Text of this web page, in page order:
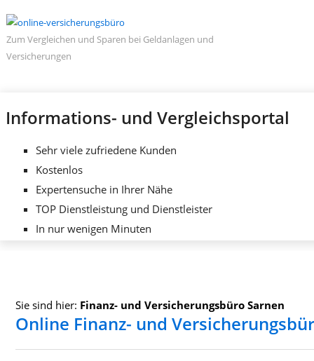
Zum Vergleichen und Sparen bei Geldanlagen und
Versicherungen
Informations- und Vergleichsportal
Sehr viele zufriedene Kunden
Kostenlos
Expertensuche in Ihrer Nähe
TOP Dienstleistung und Dienstleister
In nur wenigen Minuten
Sie sind hier: Finanz- und Versicherungsbüro Sarnen
Online Finanz- und